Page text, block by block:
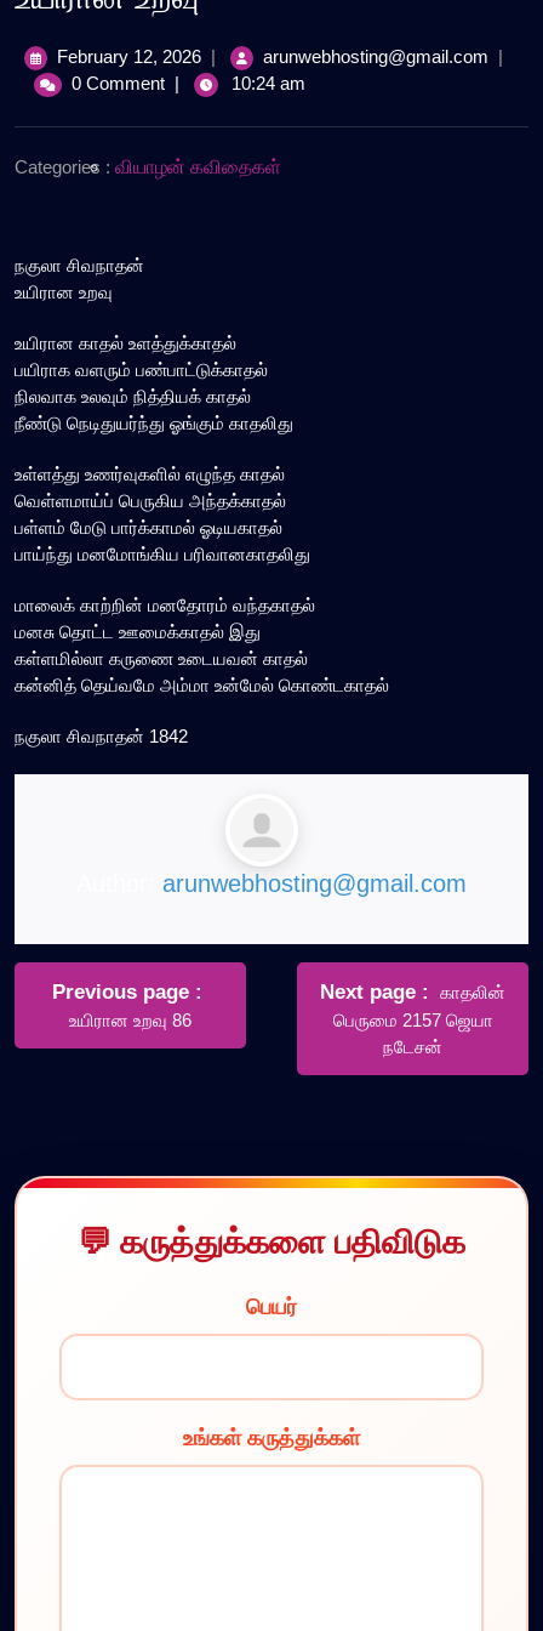
February 12, 2026February
12,
| arunwebhosting@gmail.com |
0 Comment | 10:24 am
Categories : வியாழன் கவிதைகள்
நகுலா சிவநாதன்
உயிரான உறவு
உயிரான காதல் உளத்துக்காதல்
பயிராக வளரும் பண்பாட்டுக்காதல்
நிலவாக உலவும் நித்தியக் காதல்
நீண்டு நெடிதுயர்ந்து ஓங்கும் காதலிது
உள்ளத்து உணர்வுகளில் எழுந்த காதல்
வெள்ளமாய்ப் பெருகிய அந்தக்காதல்
பள்ளம் மேடு பார்க்காமல் ஓடியகாதல்
பாய்ந்து மனமோங்கிய பரிவானகாதலிது
மாலைக் காற்றின் மனதோரம் வந்தகாதல்
மனசு தொட்ட ஊமைக்காதல் இது
கள்ளமில்லா கருணை உடையவன் காதல்
கன்னித் தெய்வமே அம்மா உன்மேல் கொண்டகாதல்
நகுலா சிவநாதன் 1842
arunwebhosting@gmail.com
Post
navigation
Previous page
உயிரான உறவு 86
Next page
Newer
Posts
காதலின்
பெருமை 2157 ஜெயா
நடேசன்
கருத்துக்களை பதிவிடுக
பெயர்
உங்கள் கருத்துக்கள்